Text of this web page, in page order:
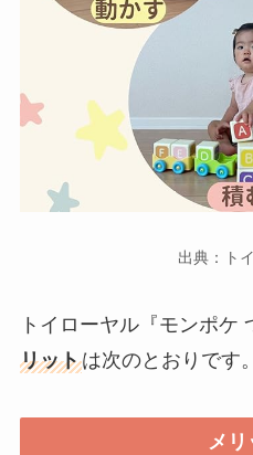
出典：ト
トイローヤル『モンポケ
リットは次のとおりです。
メリ